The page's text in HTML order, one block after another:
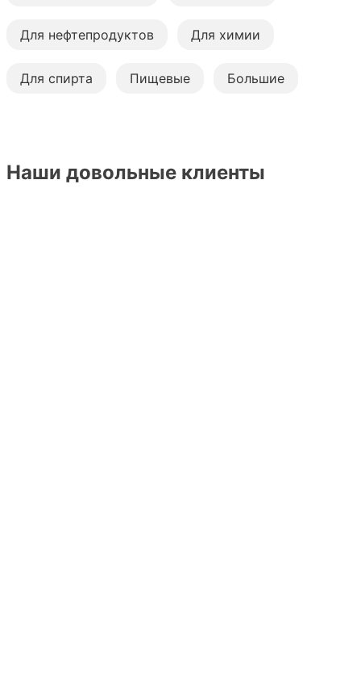
Для нефтепродуктов Для химии
Для спирта Пищевые Большие
Наши довольные клиенты